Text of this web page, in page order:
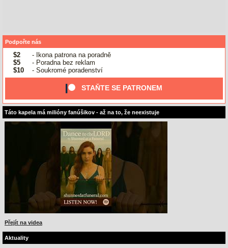
Podpořte nás
$2
- Ikona patrona na poradně
$5
- Poradna bez reklam
$10
- Soukromé poradenství
STAŇTE SE PATRONEM
Táto kapela má milióny fanúšikov - až na to, že neexistuje
Přejít na videa
Aktuality